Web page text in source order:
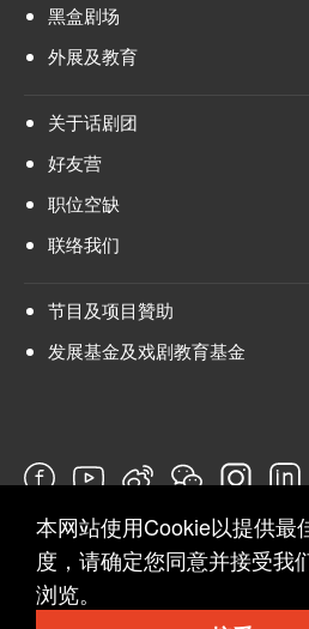
黑盒剧场
外展及教育
关于话剧团
好友营
职位空缺
联络我们
节目及项目贊助
发展基金及戏剧教育基金
问卷
本网站使用Cookie以提供最
度，请确定您同意并接受我
浏览。